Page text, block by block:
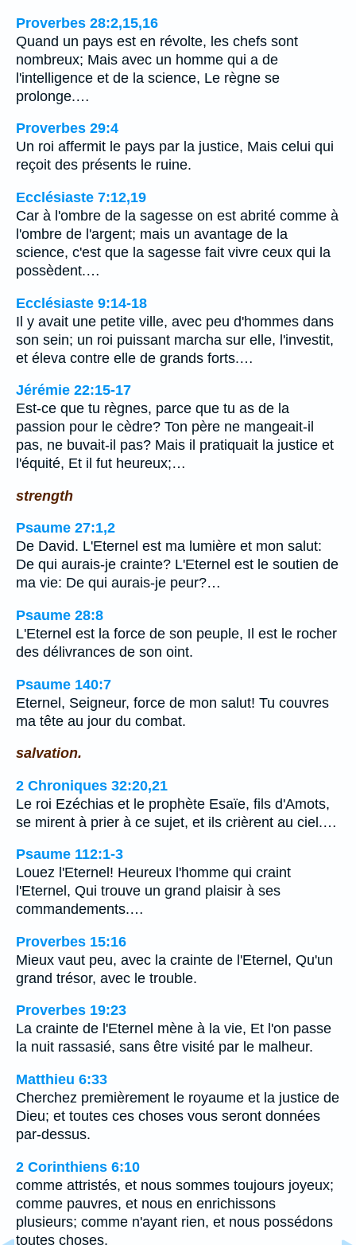
Proverbes 28:2,15,16
Quand un pays est en révolte, les chefs sont
nombreux; Mais avec un homme qui a de
l'intelligence et de la science, Le règne se
prolonge.…
Proverbes 29:4
Un roi affermit le pays par la justice, Mais celui qui
reçoit des présents le ruine.
Ecclésiaste 7:12,19
Car à l'ombre de la sagesse on est abrité comme à
l'ombre de l'argent; mais un avantage de la
science, c'est que la sagesse fait vivre ceux qui la
possèdent.…
Ecclésiaste 9:14-18
Il y avait une petite ville, avec peu d'hommes dans
son sein; un roi puissant marcha sur elle, l'investit,
et éleva contre elle de grands forts.…
Jérémie 22:15-17
Est-ce que tu règnes, parce que tu as de la
passion pour le cèdre? Ton père ne mangeait-il
pas, ne buvait-il pas? Mais il pratiquait la justice et
l'équité, Et il fut heureux;…
strength
Psaume 27:1,2
De David. L'Eternel est ma lumière et mon salut:
De qui aurais-je crainte? L'Eternel est le soutien de
ma vie: De qui aurais-je peur?…
Psaume 28:8
L'Eternel est la force de son peuple, Il est le rocher
des délivrances de son oint.
Psaume 140:7
Eternel, Seigneur, force de mon salut! Tu couvres
ma tête au jour du combat.
salvation.
2 Chroniques 32:20,21
Le roi Ezéchias et le prophète Esaïe, fils d'Amots,
se mirent à prier à ce sujet, et ils crièrent au ciel.…
Psaume 112:1-3
Louez l'Eternel! Heureux l'homme qui craint
l'Eternel, Qui trouve un grand plaisir à ses
commandements.…
Proverbes 15:16
Mieux vaut peu, avec la crainte de l'Eternel, Qu'un
grand trésor, avec le trouble.
Proverbes 19:23
La crainte de l'Eternel mène à la vie, Et l'on passe
la nuit rassasié, sans être visité par le malheur.
Matthieu 6:33
Cherchez premièrement le royaume et la justice de
Dieu; et toutes ces choses vous seront données
par-dessus.
2 Corinthiens 6:10
comme attristés, et nous sommes toujours joyeux;
comme pauvres, et nous en enrichissons
plusieurs; comme n'ayant rien, et nous possédons
toutes choses.